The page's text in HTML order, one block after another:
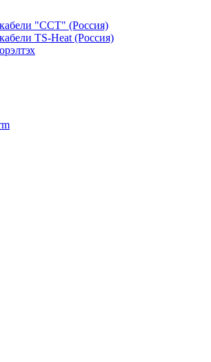
"ССТ" (Россия)
TS-Heat (Россия)